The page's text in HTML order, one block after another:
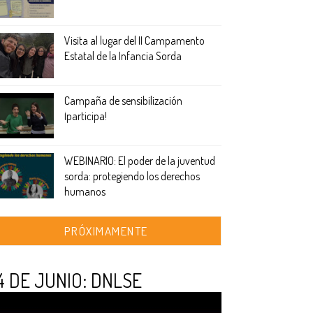
Visita al lugar del II Campamento
Estatal de la Infancia Sorda
Campaña de sensibilización
¡participa!
WEBINARIO: El poder de la juventud
sorda: protegiendo los derechos
humanos
PRÓXIMAMENTE
DE JUNIO: DNLSE